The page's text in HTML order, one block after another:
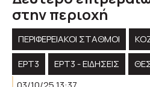
στην περιοχή
ΠΕΡΙΦΕΡΕΙΑΚΟΊ ΣΤΑΘΜΟΊ
ΕΡΤ3
ΕΡΤ3 - ΕΙΔΉΣΕΙΣ